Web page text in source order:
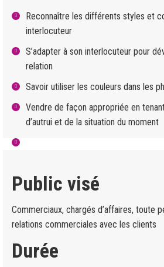
Reconnaître les différents styles et
interlocuteur
S’adapter à son interlocuteur pour
relation
Savoir utiliser les couleurs dans les
Vendre de façon appropriée en
d’autrui et de la situation du moment
Public visé
Commerciaux, chargés d’affaires, toute
relations commerciales avec les clients
Durée